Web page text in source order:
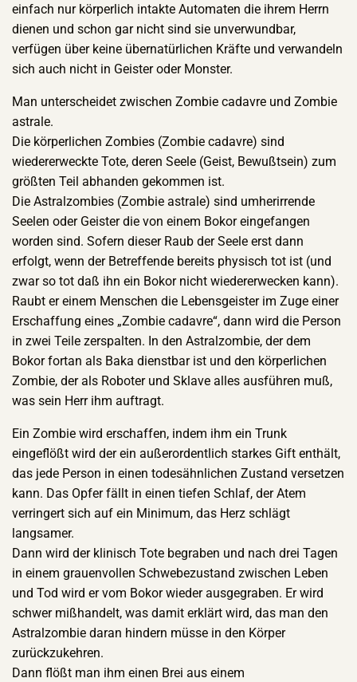
einfach nur körperlich intakte Automaten die ihrem Herrn
dienen und schon gar nicht sind sie unverwundbar,
verfügen über keine übernatürlichen Kräfte und verwandeln
sich auch nicht in Geister oder Monster.
Man unterscheidet zwischen Zombie cadavre und Zombie
astrale.
Die körperlichen Zombies (Zombie cadavre) sind
wiedererweckte Tote, deren Seele (Geist, Bewußtsein) zum
größten Teil abhanden gekommen ist.
Die Astralzombies (Zombie astrale) sind umherirrende
Seelen oder Geister die von einem Bokor eingefangen
worden sind. Sofern dieser Raub der Seele erst dann
erfolgt, wenn der Betreffende bereits physisch tot ist (und
zwar so tot daß ihn ein Bokor nicht wiedererwecken kann).
Raubt er einem Menschen die Lebensgeister im Zuge einer
Erschaffung eines „Zombie cadavre“, dann wird die Person
in zwei Teile zerspalten. In den Astralzombie, der dem
Bokor fortan als Baka dienstbar ist und den körperlichen
Zombie, der als Roboter und Sklave alles ausführen muß,
was sein Herr ihm auftragt.
Ein Zombie wird erschaffen, indem ihm ein Trunk
eingeflößt wird der ein außerordentlich starkes Gift enthält,
das jede Person in einen todesähnlichen Zustand versetzen
kann. Das Opfer fällt in einen tiefen Schlaf, der Atem
verringert sich auf ein Minimum, das Herz schlägt
langsamer.
Dann wird der klinisch Tote begraben und nach drei Tagen
in einem grauenvollen Schwebezustand zwischen Leben
und Tod wird er vom Bokor wieder ausgegraben. Er wird
schwer mißhandelt, was damit erklärt wird, das man den
Astralzombie daran hindern müsse in den Körper
zurückzukehren.
Dann flößt man ihm einen Brei aus einem